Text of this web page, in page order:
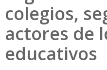
colegios,
actores de
educativos